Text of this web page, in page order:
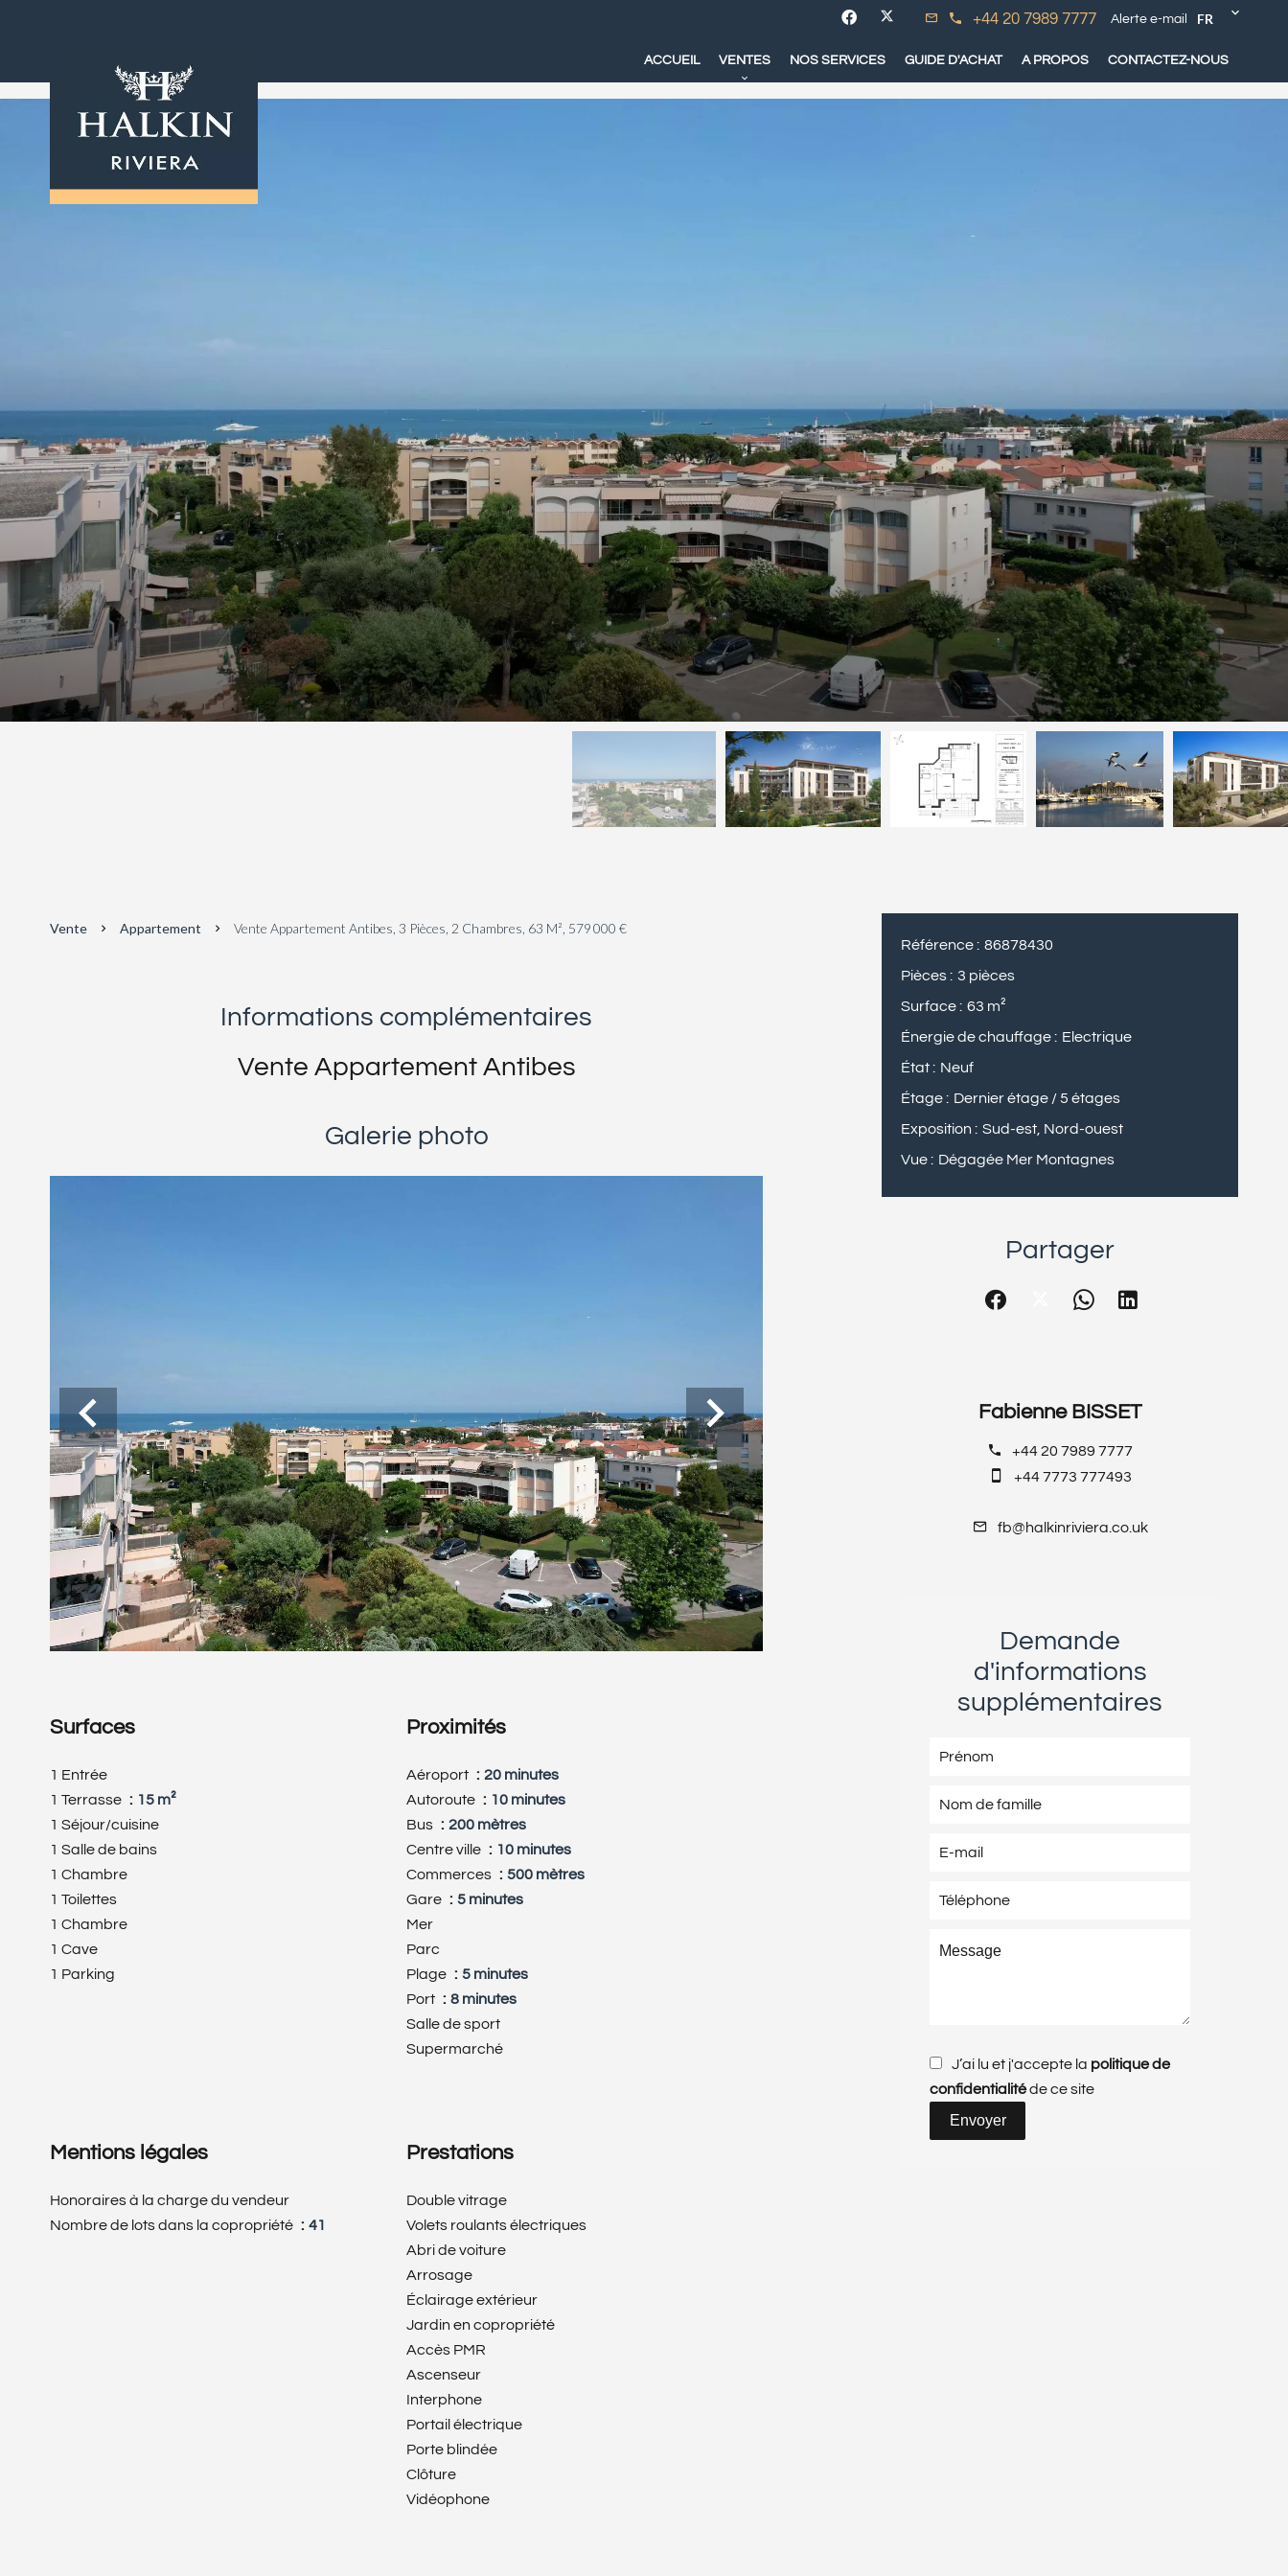
+44 20 7989 7777 Alerte e-mail FR
ACCUEIL VENTES NOS SERVICES GUIDE D'ACHAT A PROPOS CONTACTEZ-NOUS
Vente Appartement Vente Appartement Antibes, 3 Pièces, 2 Chambres, 63 M², 579 000 €
Informations complémentaires
Vente Appartement Antibes
Galerie photo
Surfaces
1 Entrée
1 Terrasse
15 m²
1 Séjour/cuisine
1 Salle de bains
1 Chambre
1 Toilettes
1 Chambre
1 Cave
1 Parking
Proximités
Aéroport
20 minutes
Autoroute
10 minutes
Bus
200 mètres
Centre ville
10 minutes
Commerces
500 mètres
Gare
5 minutes
Mer
Parc
Plage
5 minutes
Port
8 minutes
Salle de sport
Supermarché
Mentions légales
Honoraires à la charge du vendeur
Nombre de lots dans la copropriété
41
Prestations
Double vitrage
Volets roulants électriques
Abri de voiture
Arrosage
Éclairage extérieur
Jardin en copropriété
Accès PMR
Ascenseur
Interphone
Portail électrique
Porte blindée
Clôture
Vidéophone
Référence
86878430
Pièces
3 pièces
Surface
63 m²
Énergie de chauffage
Electrique
État
Neuf
Étage
Dernier étage / 5 étages
Exposition
Sud-est, Nord-ouest
Vue
Dégagée Mer Montagnes
Partager
Fabienne BISSET
+44 20 7989 7777
+44 7773 777493
fb@halkinriviera.co.uk
Demande
d'informations
supplémentaires
J’ai lu et j'accepte la politique de
confidentialitéde ce site
Envoyer